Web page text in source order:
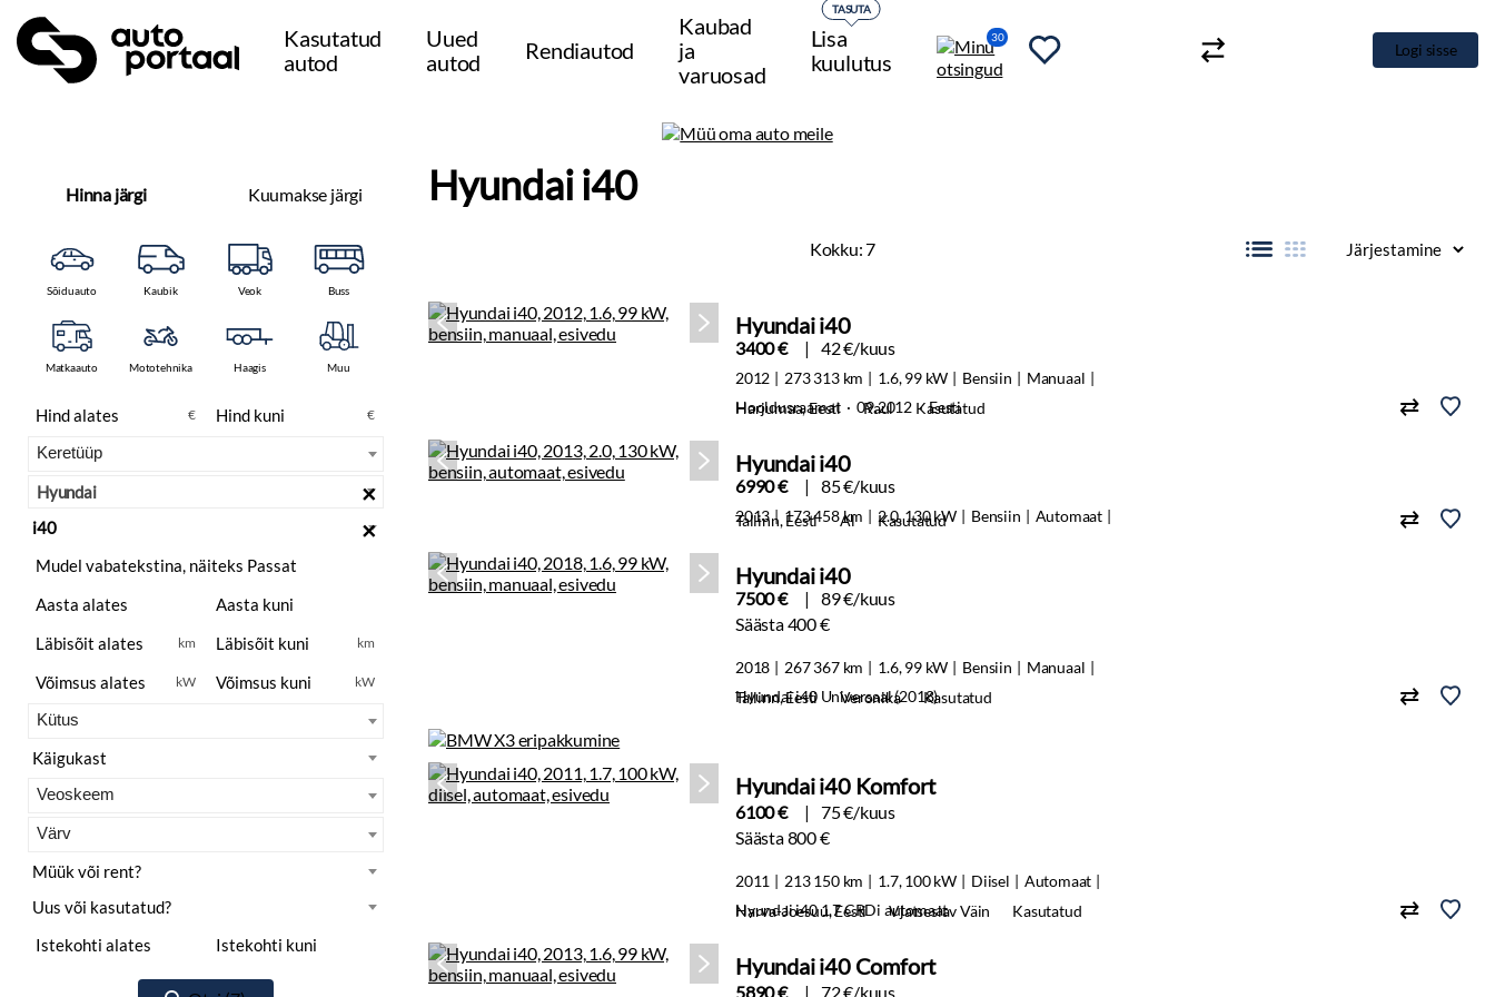
Kasutatud
autod
Uued
autod
Rendiautod
Kaubad
ja
varuosad
Lisa
kuulutus
TASUTA
30
Logi sisse
Hinna järgi Kuumakse järgi
Sõiduauto Kaubik Veok Buss
Matkaauto Mototehnika Haagis Muu
€ €
Hyundai
×
×
km km
kW kW
Hyundai i40
Kokku:7
Hyundai i40
3400 € 42 €/kuus
2012 273 313 km 1.6, 99 kW Bensiin
Manuaal
Hooldusraamat · 09.2012 · Eesti
Harjumaa, Eesti Raul Kasutatud
Hyundai i40
6990 € 85 €/kuus
2013 173 458 km 2.0, 130 kW Bensiin Automaat
Tallinn, Eesti Al Kasutatud
Hyundai i40
7500 €
89 €/kuus
Säästa 400 €
2018 267 367 km 1.6, 99 kW Bensiin
Manuaal
Hyundai i40 Universaal (2018)
Tallinn, Eesti Veronika Kasutatud
Hyundai i40 Komfort
6100 €
75 €/kuus
Säästa 800 €
2011 213 150 km 1.7, 100 kW Diisel
Automaat
Hyundai i40 1.7 CRDi automaat
Narva-Joesuu, Eesti Vjatseslav Väin Kasutatud
Hyundai i40 Comfort
5890 €
72 €/kuus